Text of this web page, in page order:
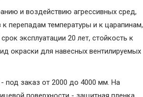
и воздействию агрессивных сред,
перепадам температуры и к царапинам,
эксплуатации 20 лет, стойкость к
окраски для навесных вентилируемых
под заказ от 2000 до 4000 мм. На